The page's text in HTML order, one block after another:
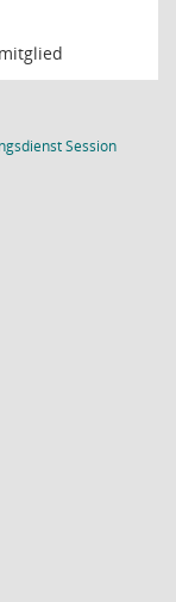
Session(Wird in